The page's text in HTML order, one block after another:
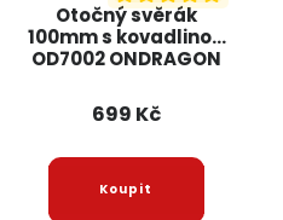
Otočný svěrák
100mm s kovadlinou
OD7002 ONDRAGON
699 Kč